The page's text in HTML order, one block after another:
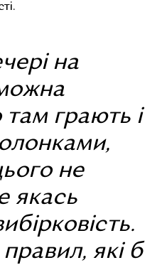
на
грають і
не
якась
які б